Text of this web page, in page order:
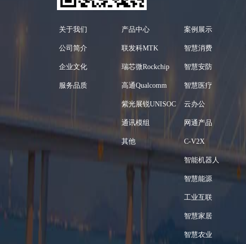
关于我们
公司简介
企业文化
服务品质
产品中心
联发科MTK
瑞芯微Rockchip
高通Qualcomm
紫光展锐UNISOC
通讯模组
其他
案例展示
智慧消费
智慧安防
智慧医疗
云办公
网通产品
C-V2X
智能机器人
智慧能源
工业互联
智慧家居
智慧农业